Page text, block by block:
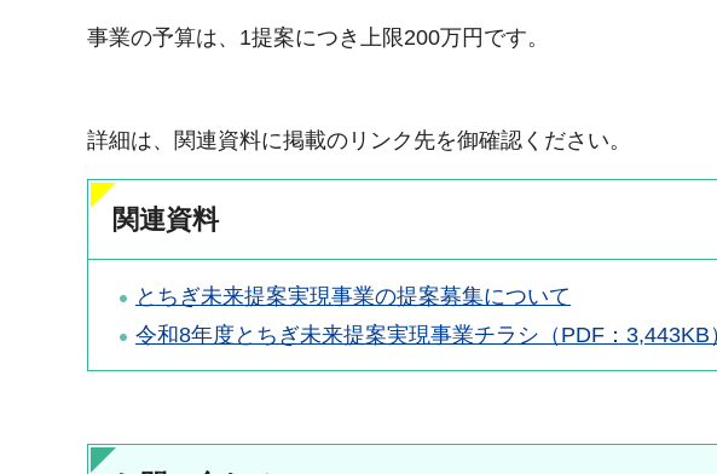
事業の予算は、1提案につき上限200万円です。
詳細は、関連資料に掲載のリンク先を御確認ください。
関連資料
とちぎ未来提案実現事業の提案募集について
令和8年度とちぎ未来提案実現事業チラシ（PDF：3,443KB